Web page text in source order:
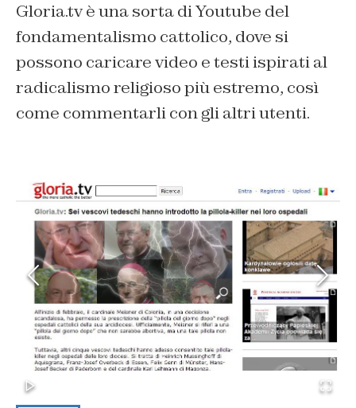
Gloria.tv è una sorta di Youtube del
fondamentalismo cattolico, dove si
possono caricare video e testi ispirati al
radicalismo religioso più estremo, così
come commentarli con gli altri utenti.